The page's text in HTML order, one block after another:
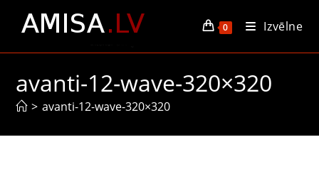
0 Izvēlne
avanti-12-wave-320×320
> avanti-12-wave-320×320